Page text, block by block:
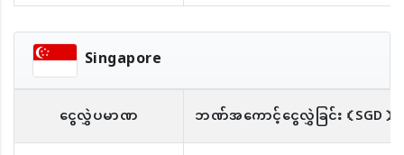
Singapore
ငွေလွှဲပမာဏ ဘဏ်အကောင့်ငွေလွှဲခြင်း（SGD）※